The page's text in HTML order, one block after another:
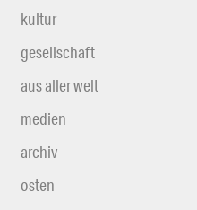
kultur
gesellschaft
aus aller welt
medien
archiv
osten